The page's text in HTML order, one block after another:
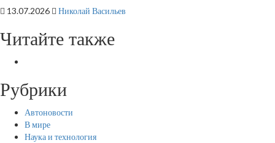
13.07.2026 Николай Васильев
Читайте также
Рубрики
Автоновости
В мире
Наука и технология